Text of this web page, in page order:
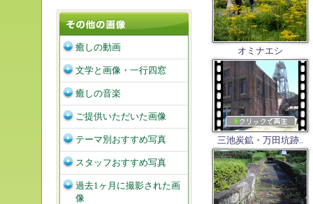
オミナエシ
三池炭鉱・万田坑跡..
癒しの動画
文学と画像・一行四窓
癒しの音楽
ご提供いただいた画像
テーマ別おすすめ写真
スタッフおすすめ写真
過去1ヶ月に撮影された画
像